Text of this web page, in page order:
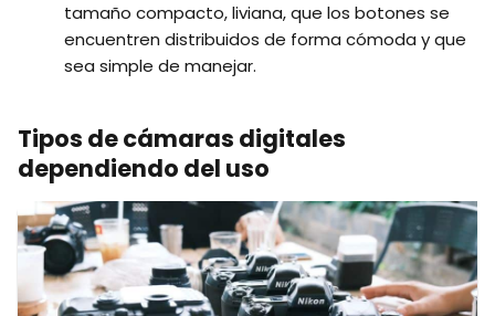
tamaño compacto, liviana, que los botones se
encuentren distribuidos de forma cómoda y que
sea simple de manejar.
Tipos de cámaras digitales
dependiendo del uso